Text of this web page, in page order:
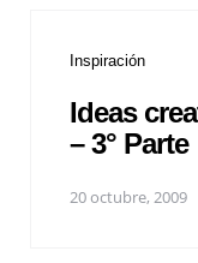
Inspiración
Ideas
– 3° Parte
20 octubre, 2009